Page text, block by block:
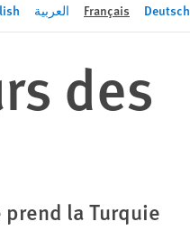
العربية Français Deutsch
des
la Turquie